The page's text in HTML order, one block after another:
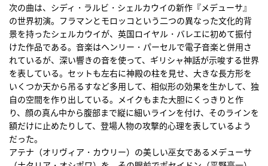
次の曲は、シディ・ラルビ・シェルカウイの新作『メデューサ』
の世界初演。フラマンとモロッコという二つの異なった文化的背
景を持ったシェルカウイが、英国ロイヤル・バレエに初めて振付
けた作品である。音楽はヘンリー・パーセルで電子音楽と併用さ
れているが、深い響きの音を使って、ギリシャ神話が示唆する世界
を表している。セットも左右に神殿の柱を見せ、大きな長方形を
いくつか天から吊るすなど多用して、相似形の効果を生かして、独
自の空間を作り出している。メイクもまた大胆にくっきりと作
り、顔の真ん中から腹部まで縦に細いラインを付け、そのラインを
額だけに止めたりして、登場人物の攻撃的心理を表しているよう
だった。
アテナ（オリヴィア・カウリー）の美しい巫女であるメデューサ